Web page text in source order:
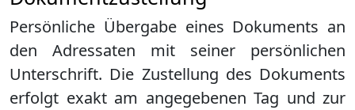
Persönliche Übergabe eines Dokuments an
den Adressaten mit seiner persönlichen
Unterschrift. Die Zustellung des Dokuments
erfolgt exakt am angegebenen Tag und zur